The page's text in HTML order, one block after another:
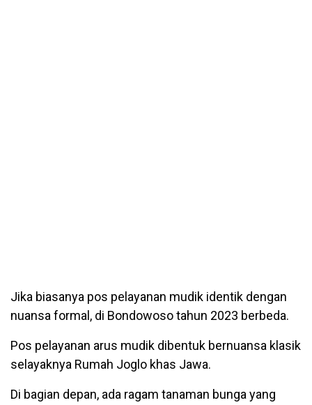
Jika biasanya pos pelayanan mudik identik dengan
nuansa formal, di Bondowoso tahun 2023 berbeda.
Pos pelayanan arus mudik dibentuk bernuansa klasik
selayaknya Rumah Joglo khas Jawa.
Di bagian depan, ada ragam tanaman bunga yang